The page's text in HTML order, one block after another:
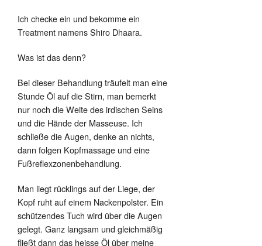
Ich checke ein und bekomme ein
Treatment namens Shiro Dhaara.
Was ist das denn?
Bei dieser Behandlung träufelt man eine
Stunde Öl auf die Stirn, man bemerkt
nur noch die Weite des irdischen Seins
und die Hände der Masseuse. Ich
schließe die Augen, denke an nichts,
dann folgen Kopfmassage und eine
Fußreflexzonenbehandlung.
Man liegt rücklings auf der Liege, der
Kopf ruht auf einem Nackenpolster. Ein
schützendes Tuch wird über die Augen
gelegt. Ganz langsam und gleichmäßig
fließt dann das heisse Öl über meine